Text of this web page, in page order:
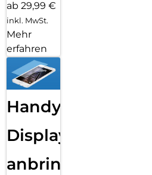
ab 29,99 €
inkl. MwSt.
Mehr
erfahren
Handy
Displayfolie
anbringen